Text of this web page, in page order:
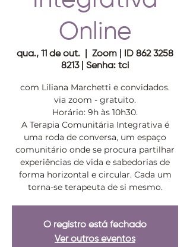
Online
qua., 11 de out.
Zoom | ID 862 3258
8213 | Senha: tci
com Liliana Marchetti e convidados.
via zoom - gratuito.
Horário: 9h às 10h30.
A Terapia Comunitária Integrativa é
uma roda de conversa, um espaço
comunitário onde se procura partilhar
experiências de vida e sabedorias de
forma horizontal e circular. Cada um
torna-se terapeuta de si mesmo.
O registro está fechado
Ver outros eventos